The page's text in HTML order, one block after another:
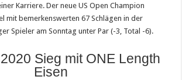
Karriere. Der neue US Open Champion
mit bemerkenswerten 67 Schlägen in der
Spieler am Sonntag unter Par (-3, Total -6).
Sieg mit ONE Length
Eisen